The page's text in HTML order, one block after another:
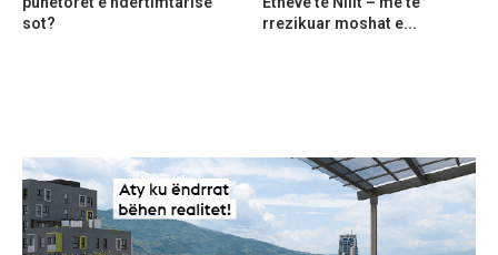
sot?
rrezikuar moshat e...